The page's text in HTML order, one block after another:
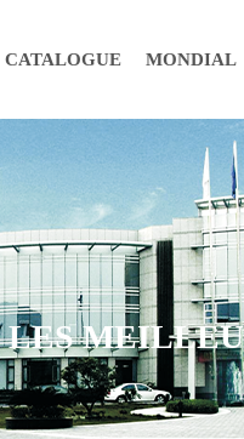
CATALOGUE MONDIAL